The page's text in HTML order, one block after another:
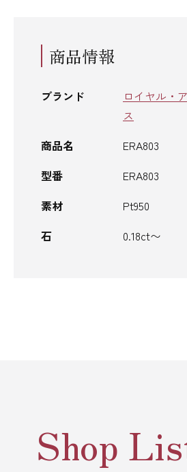
商品情報
ブランド ロイヤル・
ス
商品名
ERA803
型番
ERA803
素材
Pt950
石
0.18ct〜
Shop